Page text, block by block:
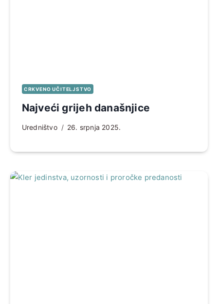
CRKVENO UČITELJSTVO
Najveći grijeh današnjice
Uredništvo 26. srpnja 2025.